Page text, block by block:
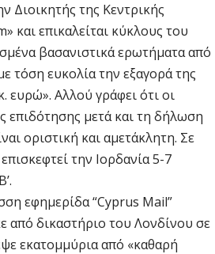
Διοικητής της Κεντρικής
επικαλείται κύκλους του
βασανιστικά ερωτήματα από
τόση ευκολία την εξαγορά της
ευρώ». Αλλού γράφει ότι οι
επιδότησης μετά και τη δήλωση
οριστική και αμετάκλητη. Σε
την Ιορδανία 5-7
εφημερίδα “Cyprus Mail”
από δικαστήριο του Λονδίνου σε
εκατομμύρια από «καθαρή